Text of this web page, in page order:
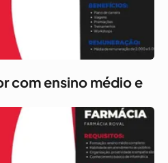
com ensino médio e